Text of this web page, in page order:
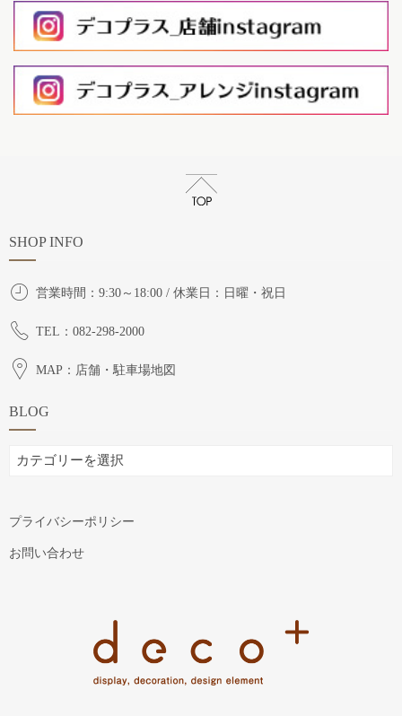
SHOP INFO
営業時間：9:30～18:00 / 休業日：日曜・祝日
TEL：082-298-2000
MAP：店舗・駐車場地図
BLOG
BLOG
プライバシーポリシー
お問い合わせ